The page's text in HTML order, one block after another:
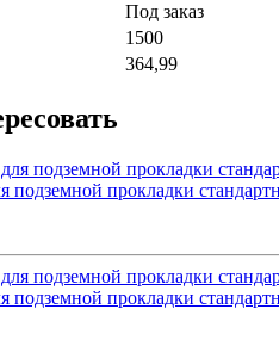
Под заказ
1500
364,99
прокладки
прокладки